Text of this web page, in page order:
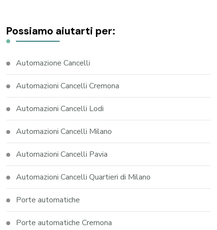
Possiamo aiutarti per:
Automazione Cancelli
Automazioni Cancelli Cremona
Automazioni Cancelli Lodi
Automazioni Cancelli Milano
Automazioni Cancelli Pavia
Automazioni Cancelli Quartieri di Milano
Porte automatiche
Porte automatiche Cremona